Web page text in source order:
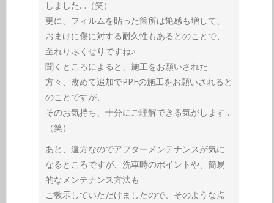
しました…（笑）
更に、フィルムを貼った箇所は艶感も増して、
おまけに傷に対する耐久性もあるとのことで、
至れり尽くせりですね♪
聞くところによると、施工をお願いされた
方々、改めて追加でPPFの施工をお願いされると
のことですが、
そのお気持ち、十分にご理解できる気がします…
（笑）
あと、遠方なのでアフターメンテナンスが気に
なるところですが、洗車時のポイントや、簡易
的なメンテナンス方法も
ご教示していただけましたので、そのような点